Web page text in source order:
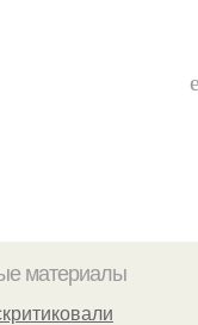
материалы